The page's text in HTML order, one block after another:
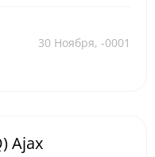
30 Ноября, -0001
Ajax